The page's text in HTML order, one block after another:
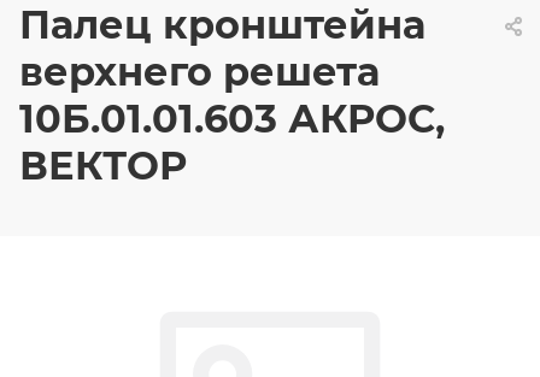
Палец кронштейна
верхнего решета
10Б.01.01.603 АКРОС,
ВЕКТОР